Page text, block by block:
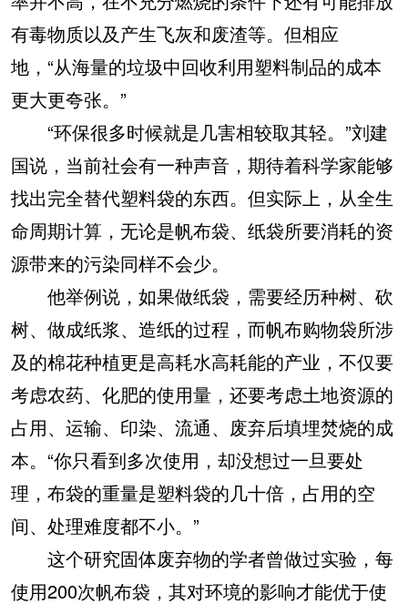
有毒物质以及产生飞灰和废渣等。但相应
地，“从海量的垃圾中回收利用塑料制品的成本
更大更夸张。”
“环保很多时候就是几害相较取其轻。”刘建
国说，当前社会有一种声音，期待着科学家能够
找出完全替代塑料袋的东西。但实际上，从全生
命周期计算，无论是帆布袋、纸袋所要消耗的资
源带来的污染同样不会少。
他举例说，如果做纸袋，需要经历种树、砍
树、做成纸浆、造纸的过程，而帆布购物袋所涉
及的棉花种植更是高耗水高耗能的产业，不仅要
考虑农药、化肥的使用量，还要考虑土地资源的
占用、运输、印染、流通、废弃后填埋焚烧的成
本。“你只看到多次使用，却没想过一旦要处
理，布袋的重量是塑料袋的几十倍，占用的空
间、处理难度都不小。”
这个研究固体废弃物的学者曾做过实验，每
使用200次帆布袋，其对环境的影响才能优于使